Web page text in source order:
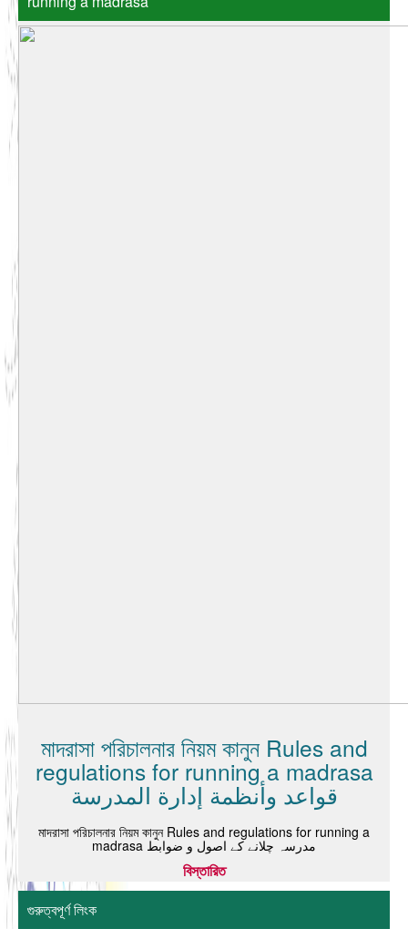
মাদরাসা পরিচালনার নিয়ম কানুন Rules and
regulations for running a madrasa
قواعد وأنظمة إدارة المدرسة
মাদরাসা পরিচালনার নিয়ম কানুন Rules and regulations for running a
madrasa مدرسہ چلانے کے اصول و ضوابط
বিস্তারিত
গুরুত্বপূর্ণ লিংক